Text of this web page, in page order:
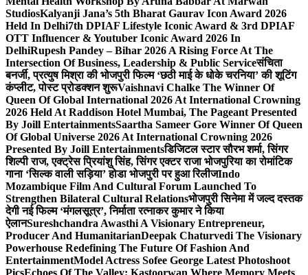
StudiosKalyanji Jana’s 5th Bharat Gaurav Icon Award 2026
Held In Delhi7th DPIAF Lifestyle Iconic Award & 3rd DPIAF
OTT Influencer & Youtuber Iconic Award 2026 In
DelhiRupesh Pandey – Bihar 2026 A Rising Force At The
Intersection Of Business, Leadership & Public Serviceसंचिता
बनर्जी, प्रत्युष मिश्रा की भोजपुरी फिल्म ‘छठी माई के धोके चरनिया’ की शूटिंग
कंप्लीट, पोस्ट प्रोडक्शन शुरूVaishnavi Chalke The Winner Of
Queen Of Global International 2026 At International Crowning
2026 Held At Raddison Hotel Mumbai, The Pageant Presented
By Joill EntertainmentsSaartha Sameer Gore Winner Of Queen
Of Global Universe 2026 At International Crowning 2026
Presented By Joill Entertainmentsडिजिटल स्टार सौरभ शर्मा, सिंगर
शिल्पी राज, एक्ट्रेस प्रियांशु सिंह, सिंगर एक्टर राजा भोजपुरिया का रोमांटिक
गाना ‘सिल्क वाली सड़िया’ होडा भोजपुरी पर हुआ रिलीजIndo
Mozambique Film And Cultural Forum Launched To
Strengthen Bilateral Cultural Relationsभोजपुरी सिनेमा में जल्द दस्तक
देगी नई फिल्म ‘मंगलसूत्र’, निर्माता रत्नाकर कुमार ने किया
ऐलानSureshchandra Awasthi A Visionary Entrepreneur,
Producer And HumanitarianDeepak Chaturvedi The Visionary
Powerhouse Redefining The Future Of Fashion And
EntertainmentModel Actress Sofee George Latest Photoshoot
PicsEchoes Of The Valley: Kastoorwan Where Memory Meets